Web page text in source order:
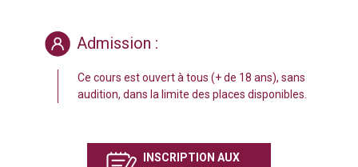
Admission :
Ce cours est ouvert à tous (+ de 18 ans), sans
audition, dans la limite des places disponibles.
INSCRIPTION AUX